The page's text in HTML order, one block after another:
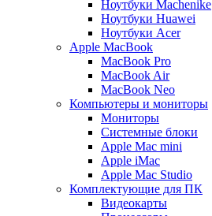
Ноутбуки Machenike
Ноутбуки Huawei
Ноутбуки Acer
Apple MacBook
MacBook Pro
MacBook Air
MacBook Neo
Компьютеры и мониторы
Мониторы
Системные блоки
Apple Mac mini
Apple iMac
Apple Mac Studio
Комплектующие для ПК
Видеокарты